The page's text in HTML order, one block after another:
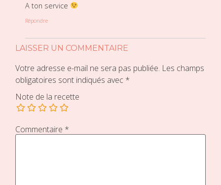
A ton service
Répondre
LAISSER UN COMMENTAIRE
Votre adresse e-mail ne sera pas publiée. Les champs
obligatoires sont indiqués avec *
Note de la recette
Commentaire *